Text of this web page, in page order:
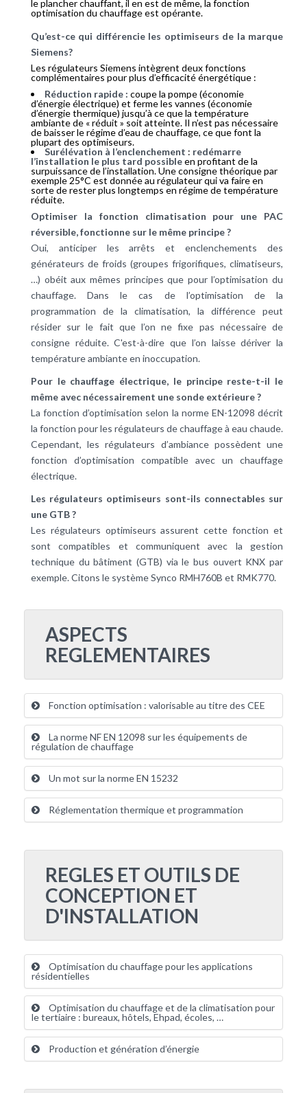
le plancher chauffant, il en est de même, la fonction
optimisation du chauffage est opérante.
Qu’est-ce qui différencie les optimiseurs de la marque
Siemens?
Les régulateurs Siemens intègrent deux fonctions
complémentaires pour plus d’efficacité énergétique :
Réduction rapide : coupe la pompe (économie
d’énergie électrique) et ferme les vannes (économie
d’énergie thermique) jusqu’à ce que la température
ambiante de « réduit » soit atteinte. Il n’est pas nécessaire
de baisser le régime d’eau de chauffage, ce que font la
plupart des optimiseurs.
Surélévation à l’enclenchement : redémarre
l’installation le plus tard possibleen profitant de la
surpuissance de l’installation. Une consigne théorique par
exemple 25°C est donnée au régulateur qui va faire en
sorte de rester plus longtemps en régime de température
réduite.
Optimiser la fonction climatisation pour une PAC
réversible, fonctionne sur le même principe ?
Oui, anticiper les arrêts et enclenchements des
générateurs de froids (groupes frigorifiques, climatiseurs,
…) obéit aux mêmes principes que pour l’optimisation du
chauffage. Dans le cas de l’optimisation de la
programmation de la climatisation, la différence peut
résider sur le fait que l’on ne fixe pas nécessaire de
consigne réduite. C'est-à-dire que l’on laisse dériver la
température ambiante en inoccupation.
Pour le chauffage électrique, le principe reste-t-il le
même avec nécessairement une sonde extérieure ?
La fonction d’optimisation selon la norme EN-12098 décrit
la fonction pour les régulateurs de chauffage à eau chaude.
Cependant, les régulateurs d’ambiance possèdent une
fonction d’optimisation compatible avec un chauffage
électrique.
Les régulateurs optimiseurs sont-ils connectables sur
une GTB ?
Les régulateurs optimiseurs assurent cette fonction et
sont compatibles et communiquent avec la gestion
technique du bâtiment (GTB) via le bus ouvert KNX par
exemple. Citons le système Synco RMH760B et RMK770.
ASPECTS
REGLEMENTAIRES
Fonction optimisation : valorisable au titre des CEE
La norme NF EN 12098 sur les équipements de
régulation de chauffage
Un mot sur la norme EN 15232
Réglementation thermique et programmation
REGLES ET OUTILS DE
CONCEPTION ET
D'INSTALLATION
Optimisation du chauffage pour les applications
résidentielles
Optimisation du chauffage et de la climatisation pour
le tertiaire : bureaux, hôtels, Ehpad, écoles, …
Production et génération d’énergie